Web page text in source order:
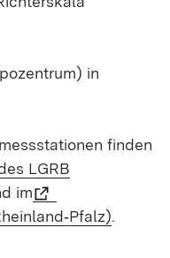
in
finden
LGRB
im
.